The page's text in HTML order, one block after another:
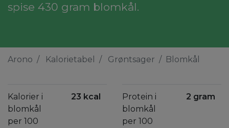
spise 430 gram blomkål.
Arono Kalorietabel Grøntsager Blomkål
Kalorier i
blomkål
per 100
23 kcal
Protein i
blomkål
per 100
2 gram